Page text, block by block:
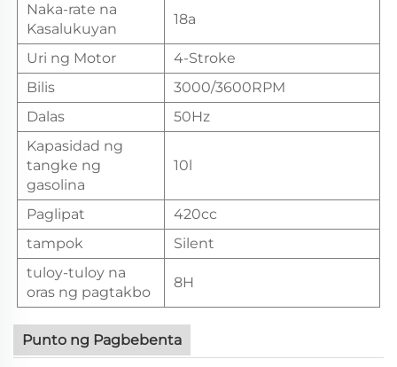
Naka-rate na
Kasalukuyan
18a
Uri ng Motor
4-Stroke
Bilis
3000/3600RPM
Dalas
50Hz
Kapasidad ng
tangke ng
gasolina
10l
Paglipat
420cc
tampok
Silent
tuloy-tuloy na
oras ng pagtakbo
8H
Punto ng Pagbebenta